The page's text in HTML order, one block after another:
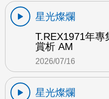
星光燦爛
T.REX1971年專
賞析 AM
2026/07/16
星光燦爛